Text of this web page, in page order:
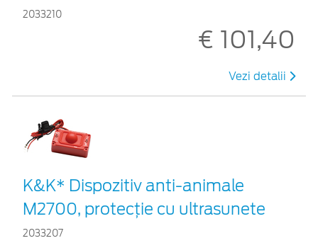
2033210
€ 101,40
Vezi detalii
K&K* Dispozitiv anti-animale
M2700, protecție cu ultrasunete
2033207